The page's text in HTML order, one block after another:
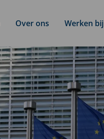
Over ons Werken bij